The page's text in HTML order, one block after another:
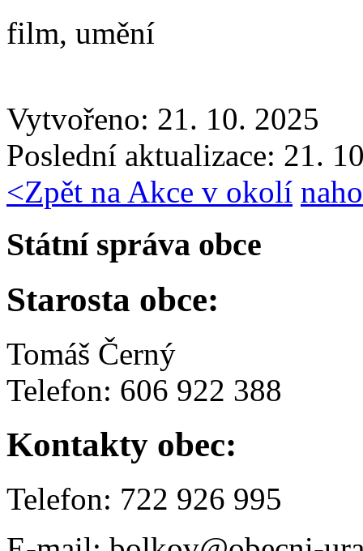
film, umění
Vytvořeno: 21. 10. 2025
Poslední aktualizace: 21.
<Zpět na Akce v okolí
Státní správa obce
Starosta obce:
Tomáš Černý
Telefon: 606 922 388
Kontakty obec:
Telefon: 722 926 995